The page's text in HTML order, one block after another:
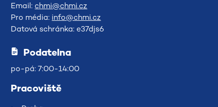
Email: chmi@chmi.cz
Pro média: info@chmi.cz
Datová schránka: e37djs6
Podatelna
po-pá: 7:00-14:00
Pracoviště